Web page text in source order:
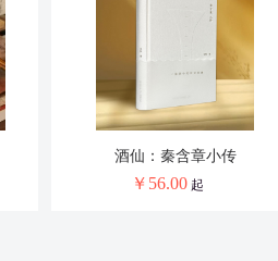
册 中国国家地理百科全书（共10
￥159.00 起